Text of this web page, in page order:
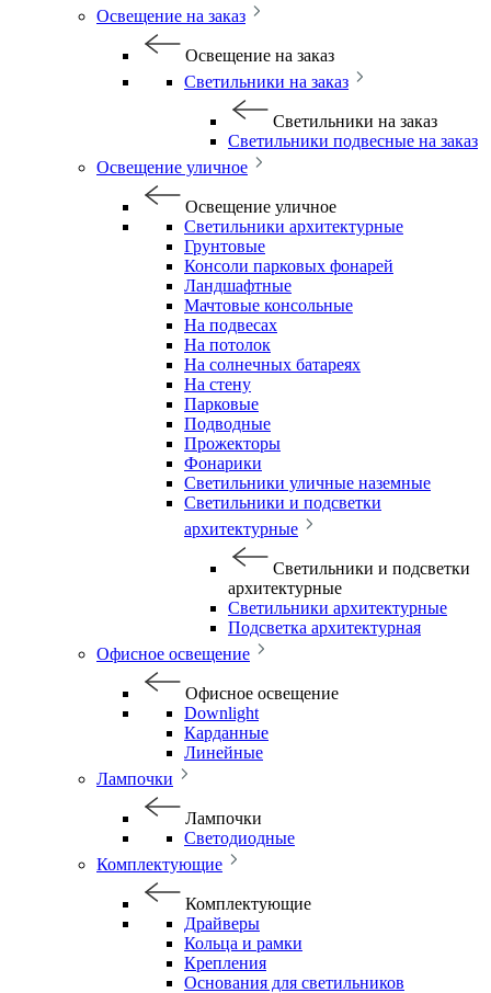
Освещение на заказ
Освещение на заказ
Светильники на заказ
Светильники на заказ
Светильники подвесные на заказ
Освещение уличное
Освещение уличное
Светильники архитектурные
Грунтовые
Консоли парковых фонарей
Ландшафтные
Мачтовые консольные
На подвесах
На потолок
На солнечных батареях
На стену
Парковые
Подводные
Прожекторы
Фонарики
Светильники уличные наземные
Светильники и подсветки
архитектурные
Светильники и подсветки
архитектурные
Светильники архитектурные
Подсветка архитектурная
Офисное освещение
Офисное освещение
Downlight
Карданные
Линейные
Лампочки
Лампочки
Светодиодные
Комплектующие
Комплектующие
Драйверы
Кольца и рамки
Крепления
Основания для светильников